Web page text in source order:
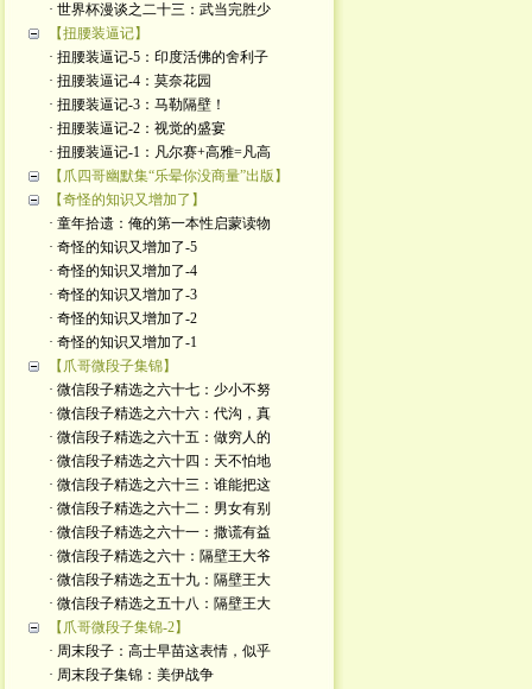
· 世界杯漫谈之二十三：武当完胜少
【扭腰装逼记】
· 扭腰装逼记-5：印度活佛的舍利子
· 扭腰装逼记-4：莫奈花园
· 扭腰装逼记-3：马勒隔壁！
· 扭腰装逼记-2：视觉的盛宴
· 扭腰装逼记-1：凡尔赛+高雅=凡高
【爪四哥幽默集“乐晕你没商量”出版】
【奇怪的知识又增加了】
· 童年拾遗：俺的第一本性启蒙读物
· 奇怪的知识又增加了-5
· 奇怪的知识又增加了-4
· 奇怪的知识又增加了-3
· 奇怪的知识又增加了-2
· 奇怪的知识又增加了-1
【爪哥微段子集锦】
· 微信段子精选之六十七：少小不努
· 微信段子精选之六十六：代沟，真
· 微信段子精选之六十五：做穷人的
· 微信段子精选之六十四：天不怕地
· 微信段子精选之六十三：谁能把这
· 微信段子精选之六十二：男女有别
· 微信段子精选之六十一：撒谎有益
· 微信段子精选之六十：隔壁王大爷
· 微信段子精选之五十九：隔壁王大
· 微信段子精选之五十八：隔壁王大
【爪哥微段子集锦-2】
· 周末段子：高士早苗这表情，似乎
· 周末段子集锦：美伊战争